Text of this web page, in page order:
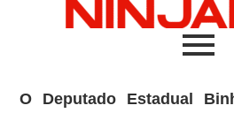
O Deputado Estadual